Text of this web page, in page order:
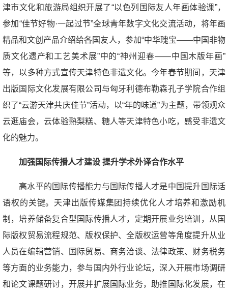
津市文化和旅游局组织开展了“以色列国际友人年画体验课”，
参加“佳节好物·一起过节”全球青年数字文化交流活动，将年画
精品和文创产品介绍给各国友人，参加“中华瑰宝——中国非物
质文化遗产和工艺美术展”中的“神州迎春——中国木版年画”
等，以多种方式宣传天津特色非遗文化。今年春节期间，天津
出版国际文化发展有限公司与匈牙利德布勒森孔子学院合作组
织了“云游天津共庆佳节”活动，以“年的味道”为主题，带领观众
云逛庙会，云体验熟梨糕、糖人等天津特色小吃，感受非遗文
化的魅力。
加强国际传播人才建设 提升学术外译合作水平
高水平的国际传播能力与国际传播人才是中国提升国际话
语权的关键。天津出版传媒集团持续优化人才培养和激励机
制，培养储备复合型国际传播人才，定期开展业务培训，从国
际版权贸易流程规范、版权保护、全版权运营等角度提升从业
人员在编辑营销、国际贸易、商务洽谈、法律政策、财务税务
等方面的业务能力，参与国内外行业论坛，深入开展市场调研
和论文课题研讨，开展并扩展国际业务，助推国际化发展，在